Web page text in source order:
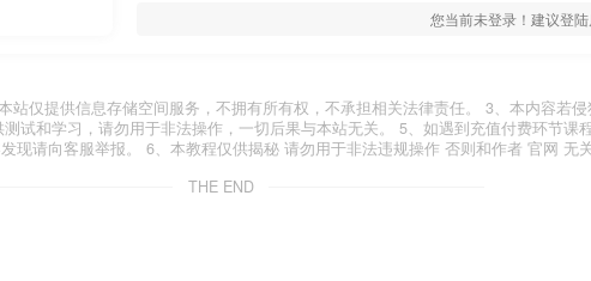
您当前未登录！建议登
站仅提供信息存储空间服务，不拥有所有权，不承担相关法律责任。 3、本内容若
试和学习，请勿用于非法操作，一切后果与本站无关。 5、如遇到充值付费环节课
现请向客服举报。 6、本教程仅供揭秘 请勿用于非法违规操作 否则和作者 官网 无
THE END